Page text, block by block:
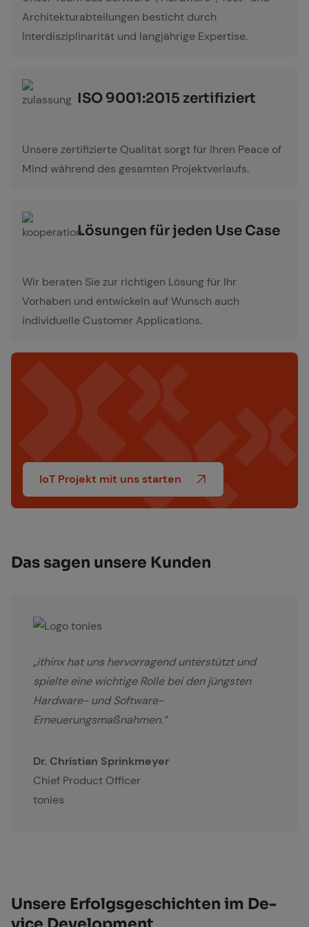
Architekturabteilungen besticht durch
Interdisziplinarität und langjährige Expertise.
ISO 9001:2015 zer­ti­fi­ziert
Unsere zertifizierte Qualität sorgt für Ihren Peace of
Mind während des gesamten Projektverlaufs.
Lö­sun­gen für je­den Use Case
Wir beraten Sie zur richtigen Lösung für Ihr
Vorhaben und entwickeln auf Wunsch auch
individuelle Customer Applications.
IoT Projekt mit uns starten
Das sa­gen un­se­re Kun­den
„ithinx hat uns hervorragend unterstützt und
spielte eine wichtige Rolle bei den jüngsten
Hardware- und Software-
Erneuerungsmaßnahmen.“
Dr. Christian Sprinkmeyer
Chief Product Officer
tonies
Un­se­re Er­folgs­ge­schich­ten im De­